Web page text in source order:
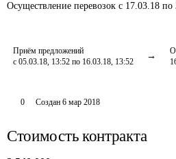
Осуществление перевозок с 17.03.18 по
Приём предложений
с 05.03.18, 13:52 по 16.03.18, 13:52
0 Создан 6 мар 2018
Стоимость контракта